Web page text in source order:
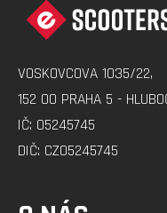
VOSKOVCOVA 1035/22,
152 00 PRAHA 5 -
IČ: 05245745
DIČ: CZ05245745